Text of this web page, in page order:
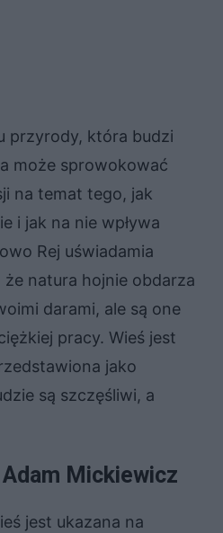
przyrody, która budzi
może sprowokować
na temat tego, jak
i jak na nie wpływa
Rej uświadamia
natura hojnie obdarza
darami, ale są one
pracy. Wieś jest
jako
są szczęśliwi, a
Mickiewicz
jest ukazana na